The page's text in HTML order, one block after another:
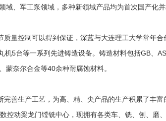
、军工泵领域，多种新领域产品均为首次国产化
控制可以得到保证，深蓝与大连理工大学常年合
5台等一系列先进铸造设备。铸造材料包括GB、
蒙奈尔合金等40余种耐腐蚀材料。
生产工艺，为高、精、尖产品的生产积累了丰富
动梁龙门镗铣中心，现拥有各类车、铣、刨、磨